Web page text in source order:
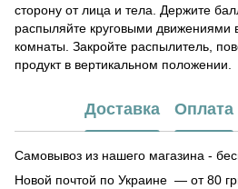
сторону от лица и тела. Держите
распыляйте круговыми движениями
комнаты. Закройте распылитель,
продукт в вертикальном положении.
Доставка Оплата
Самовывоз из нашего магазина -
Новой почтой по Украине — от 80